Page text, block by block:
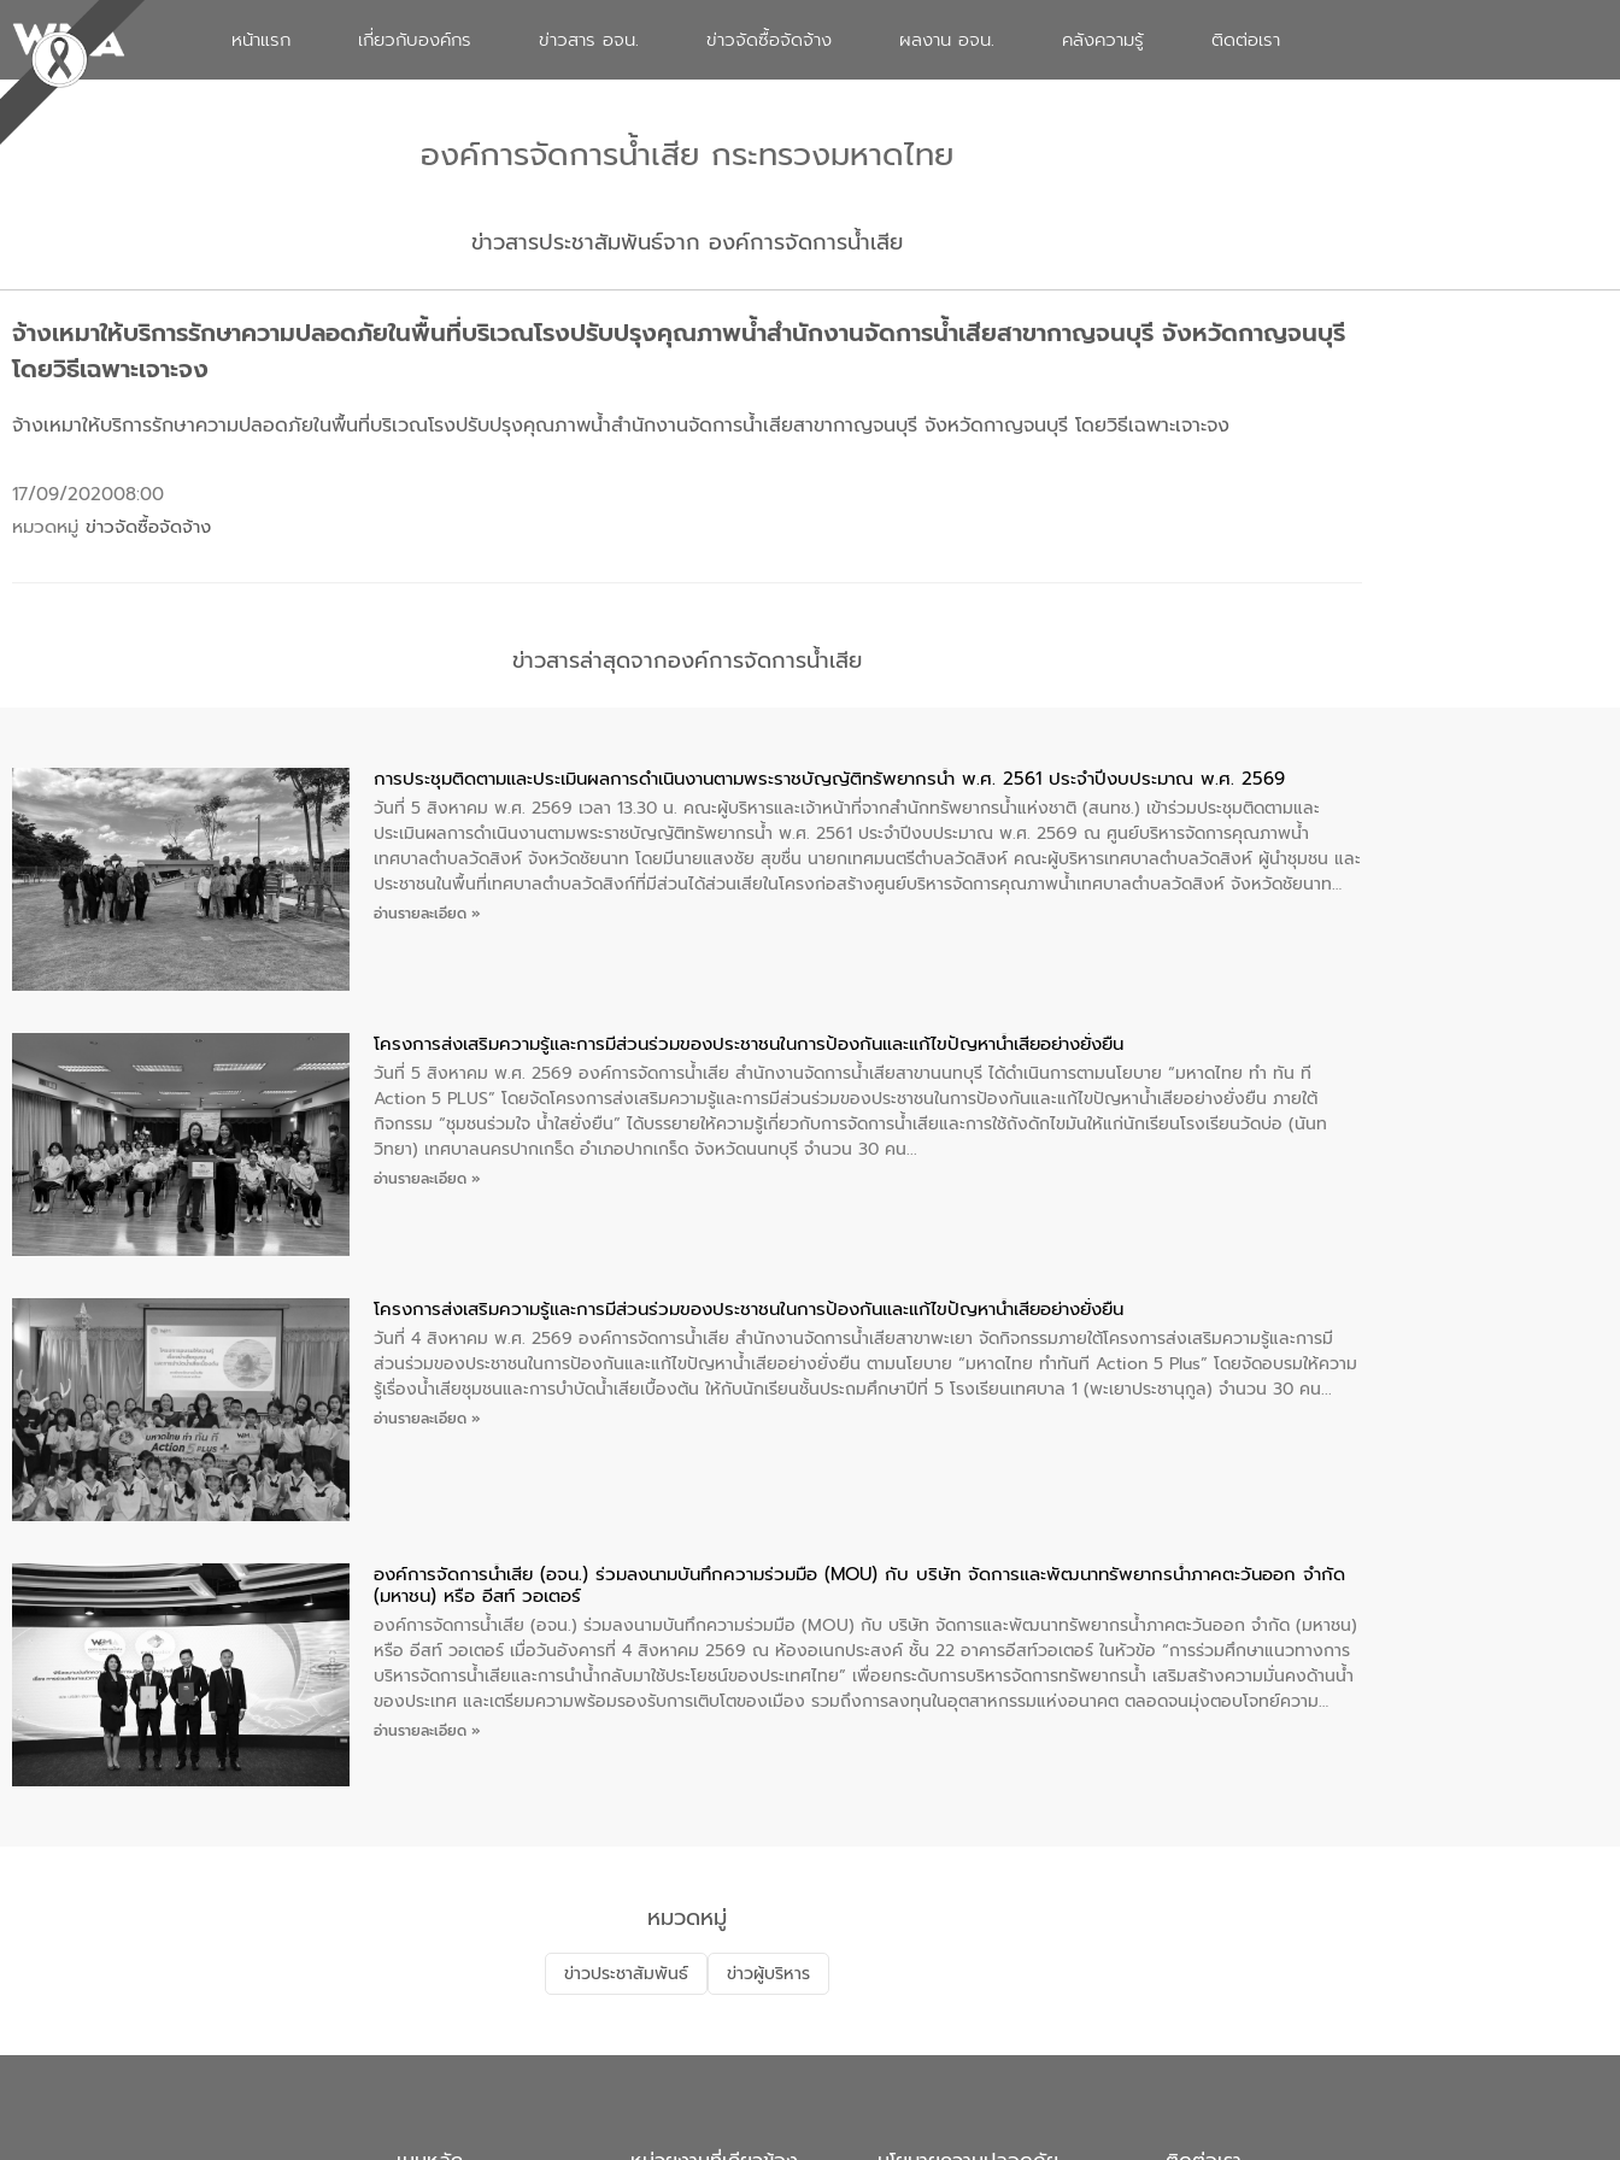
หน้าแรก เกี่ยวกับองค์กร ข่าวสาร อจน. ข่าวจัดซื้อจัดจ้าง ผลงาน อจน. คลังความรู้ ติดต่อเรา
องค์การจัดการน้ำเสีย กระทรวงมหาดไทย
ข่าวสารประชาสัมพันธ์จาก องค์การจัดการน้ำเสีย
จ้างเหมาให้บริการรักษาความปลอดภัยในพื้นที่บริเวณโรงปรับปรุงคุณภาพน้ำสำนักงานจัดการน้ำเสียสาขากาญจนบุรี จังหวัดกาญจนบุรี
โดยวิธีเฉพาะเจาะจง
จ้างเหมาให้บริการรักษาความปลอดภัยในพื้นที่บริเวณโรงปรับปรุงคุณภาพน้ำสำนักงานจัดการน้ำเสียสาขากาญจนบุรี จังหวัดกาญจนบุรี โดยวิธีเฉพาะเจาะจง
17/09/202008:00
หมวดหมู่ ข่าวจัดซื้อจัดจ้าง
ข่าวสารล่าสุดจากองค์การจัดการน้ำเสีย
การประชุมติดตามและประเมินผลการดำเนินงานตามพระราชบัญญัติทรัพยากรน้ำ พ.ศ. 2561 ประจำปีงบประมาณ พ.ศ. 2569
วันที่ 5 สิงหาคม พ.ศ. 2569 เวลา 13.30 น. คณะผู้บริหารและเจ้าหน้าที่จากสำนักทรัพยากรน้ำแห่งชาติ (สนทช.) เข้าร่วมประชุมติดตามและ
ประเมินผลการดำเนินงานตามพระราชบัญญัติทรัพยากรน้ำ พ.ศ. 2561 ประจำปีงบประมาณ พ.ศ. 2569 ณ ศูนย์บริหารจัดการคุณภาพน้ำ
เทศบาลตำบลวัดสิงห์ จังหวัดชัยนาท โดยมีนายแสงชัย สุขชื่น นายกเทศมนตรีตำบลวัดสิงห์ คณะผู้บริหารเทศบาลตำบลวัดสิงห์ ผู้นำชุมชน และ
ประชาชนในพื้นที่เทศบาลตำบลวัดสิงก์ที่มีส่วนได้ส่วนเสียในโครงก่อสร้างศูนย์บริหารจัดการคุณภาพน้ำเทศบาลตำบลวัดสิงห์ จังหวัดชัยนาท
ให้การต้อนรับ
อ่านรายละเอียด »
โครงการส่งเสริมความรู้และการมีส่วนร่วมของประชาชนในการป้องกันและแก้ไขปัญหาน้ำเสียอย่างยั่งยืน
วันที่ 5 สิงหาคม พ.ศ. 2569 องค์การจัดการน้ำเสีย สำนักงานจัดการน้ำเสียสาขานนทบุรี ได้ดำเนินการตามนโยบาย “มหาดไทย ทำ ทัน ที
Action 5 PLUS” โดยจัดโครงการส่งเสริมความรู้และการมีส่วนร่วมของประชาชนในการป้องกันและแก้ไขปัญหาน้ำเสียอย่างยั่งยืน ภายใต้
กิจกรรม “ชุมชนร่วมใจ น้ำใสยั่งยืน” ได้บรรยายให้ความรู้เกี่ยวกับการจัดการน้ำเสียและการใช้ถังดักไขมันให้แก่นักเรียนโรงเรียนวัดบ่อ (นันท
วิทยา) เทศบาลนครปากเกร็ด อำเภอปากเกร็ด จังหวัดนนทบุรี จำนวน 30 คน
อ่านรายละเอียด »
โครงการส่งเสริมความรู้และการมีส่วนร่วมของประชาชนในการป้องกันและแก้ไขปัญหาน้ำเสียอย่างยั่งยืน
วันที่ 4 สิงหาคม พ.ศ. 2569 องค์การจัดการน้ำเสีย สำนักงานจัดการน้ำเสียสาขาพะเยา จัดกิจกรรมภายใต้โครงการส่งเสริมความรู้และการมี
ส่วนร่วมของประชาชนในการป้องกันและแก้ไขปัญหาน้ำเสียอย่างยั่งยืน ตามนโยบาย “มหาดไทย ทำทันที Action 5 Plus” โดยจัดอบรมให้ความ
รู้เรื่องน้ำเสียชุมชนและการบำบัดน้ำเสียเบื้องต้น ให้กับนักเรียนชั้นประถมศึกษาปีที่ 5 โรงเรียนเทศบาล 1 (พะเยาประชานุกูล) จำนวน 30 คน
อ่านรายละเอียด »
องค์การจัดการน้ำเสีย (อจน.) ร่วมลงนามบันทึกความร่วมมือ (MOU) กับ บริษัท จัดการและพัฒนาทรัพยากรน้ำภาคตะวันออก จำกัด
(มหาชน) หรือ อีสท์ วอเตอร์
องค์การจัดการน้ำเสีย (อจน.) ร่วมลงนามบันทึกความร่วมมือ (MOU) กับ บริษัท จัดการและพัฒนาทรัพยากรน้ำภาคตะวันออก จำกัด (มหาชน)
หรือ อีสท์ วอเตอร์ เมื่อวันอังคารที่ 4 สิงหาคม 2569 ณ ห้องอเนกประสงค์ ชั้น 22 อาคารอีสท์วอเตอร์ ในหัวข้อ “การร่วมศึกษาแนวทางการ
บริหารจัดการน้ำเสียและการนำน้ำกลับมาใช้ประโยชน์ของประเทศไทย” เพื่อยกระดับการบริหารจัดการทรัพยากรน้ำ เสริมสร้างความมั่นคงด้านน้ำ
ของประเทศ และเตรียมความพร้อมรองรับการเติบโตของเมือง รวมถึงการลงทุนในอุตสาหกรรมแห่งอนาคต ตลอดจนมุ่งตอบโจทย์ความ
ท้าทายจากวิกฤตการเปลี่ยนแปลงสภาพภูมิอากาศและความเสี่ยงภัยแล้งในระยะยาว การประสานความร่วมมือในครั้งนี้เป็นการดึงจุดแข็งและ
ตลอดระบบ โดยการนำน้ำบำบัดกลับมาใช้ใหม่จะช่วยลดการพึ่งพาน้ำธรรมชาติและสร้างสมดุลทางเศรษฐกิจและสิ่งแวดล้อมได้อย่างเป็นรูปธรรม
ความร่วมมือระหว่างภาครัฐและภาคเอกชนในครั้งนี้ นับเป็นก้าวสำคัญของ องค์การจัดการน้ำเสีย (อจน.) ในการร่วมวางรากฐานโครงสร้างพื้น
ฐานด้านน้ำของประเทศ เพื่อยกระดับประสิทธิภาพการใช้ทรัพยากรน้ำให้เกิดประโยชน์สูงสุดและเป็นไปตามมาตรฐานสากล
อ่านรายละเอียด »
หมวดหมู่
ข่าวประชาสัมพันธ์ ข่าวผู้บริหาร